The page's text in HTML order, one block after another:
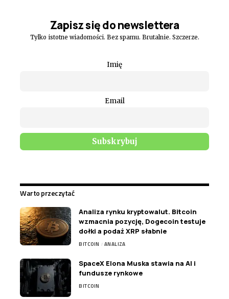
Zapisz się do newslettera
Tylko istotne wiadomości. Bez spamu. Brutalnie. Szczerze.
Imię
Email
Warto przeczytać
Analiza rynku kryptowalut. Bitcoin
wzmacnia pozycję, Dogecoin testuje
dołki a podaż XRP słabnie
BITCOIN ANALIZA
SpaceX Elona Muska stawia na AI i
fundusze rynkowe
BITCOIN